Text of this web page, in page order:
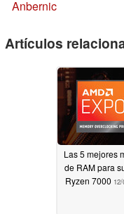
Anbernic
Artículos
Las 5 mejores
de RAM para
Ryzen 7000